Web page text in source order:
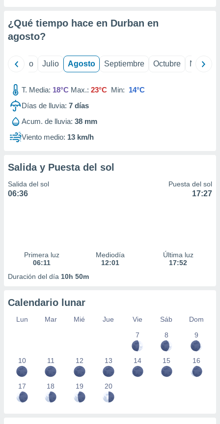
e
de
¿Qué tiempo hace en Durban en
agosto?
Junio Julio Agosto Septiembre Octubre
T. Media: 18°C Max.: 23°C Min: 14°C
Días de lluvia: 7 días
Acum. de lluvia: 38 mm
Viento medio: 13 km/h
Salida y Puesta del sol
Salida del sol
06:36
Puesta del sol
17:27
Primera luz
06:11
Mediodía
12:01
Última luz
17:52
Duración del día 10h 50m
Calendario lunar
Lun Mar Mié Jue Vie Sáb
Dom
7
8 9
10 11 12 13 14 15 16
17 18 19 20